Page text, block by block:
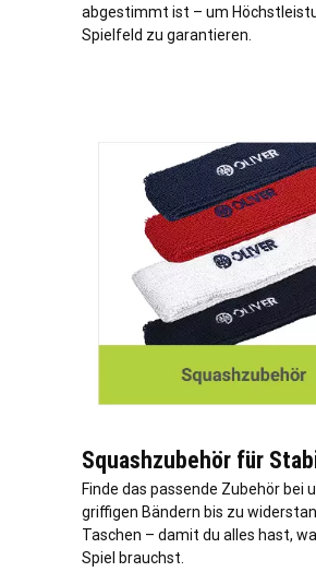
abgestimmt ist – um
Spielfeld zu garantieren.
Squashzubehör für
Finde das passende Zubehör bei
griffigen Bändern bis zu
Taschen – damit du alles hast,
Spiel brauchst.